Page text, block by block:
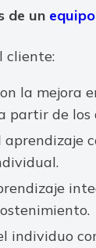
de un
cliente:
la mejora
partir de los
aprendizaje
individuo